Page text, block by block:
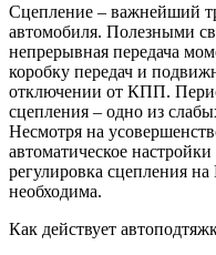
Сцепление – важнейший
автомобиля. Полезными
непрерывная передача
коробку передач и
отключении от КПП.
сцепления – одно из
Несмотря на
автоматическое
регулировка сцепления
необходима.
Как действует